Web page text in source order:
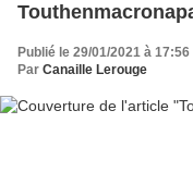
Publié le 29/01/2021 à 17:56
Par Canaille Lerouge